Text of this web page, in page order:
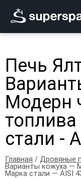
Печь
Модерн
стали -
Главная / Дровяные
Варианты кожуха —
Марка стали — AISI